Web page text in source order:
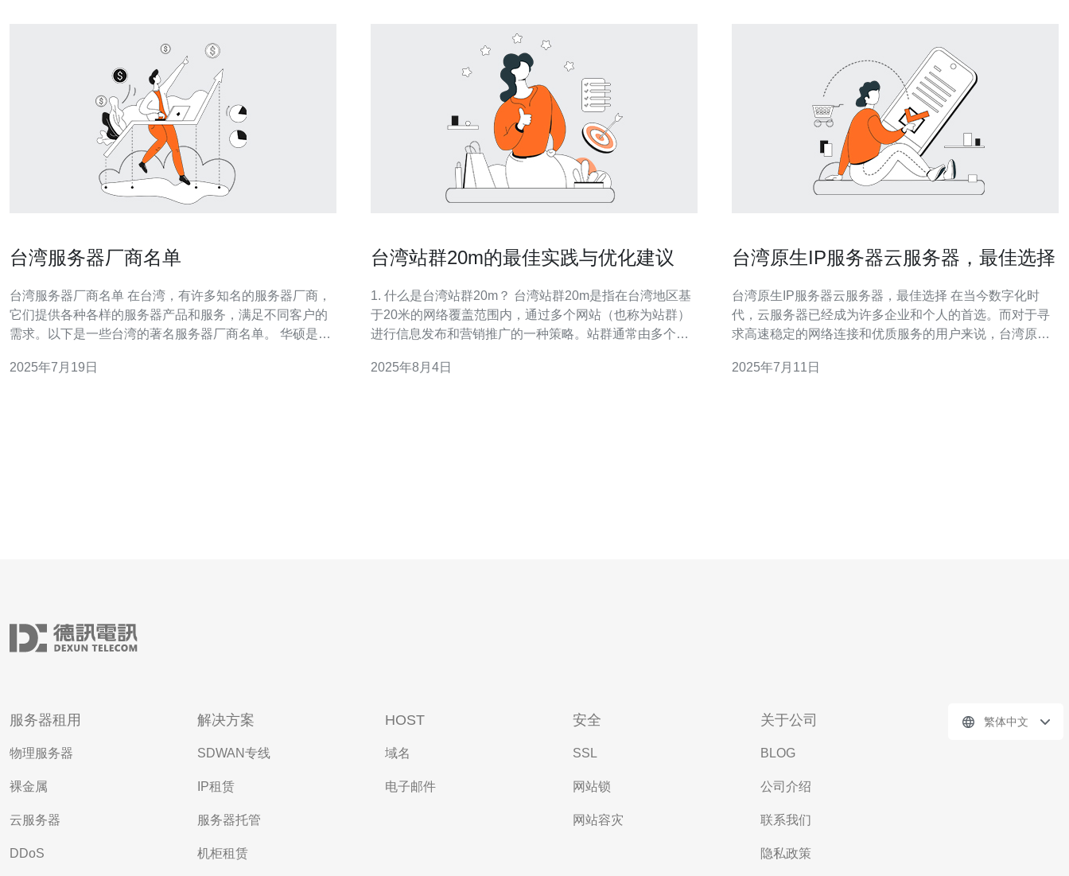
台湾服务器厂商名单
台湾服务器厂商名单 在台湾，有许多知名的服务器厂商，
它们提供各种各样的服务器产品和服务，满足不同客户的
需求。以下是一些台湾的著名服务器厂商名单。 华硕是一
商。华硕的服务器产品性能稳定，质量可靠，广受好评。
2025年7月19日
台湾站群20m的最佳实践与优化建议
1. 什么是台湾站群20m？ 台湾站群20m是指在台湾地区基
于20米的网络覆盖范围内，通过多个网站（也称为站群）
进行信息发布和营销推广的一种策略。站群通常由多个具
提升整体的搜索引擎排名和流量。 2. 台湾站群的优势是什
2025年8月4日
台湾原生IP服务器云服务器，最佳选择
台湾原生IP服务器云服务器，最佳选择 在当今数字化时
代，云服务器已经成为许多企业和个人的首选。而对于寻
求高速稳定的网络连接和优质服务的用户来说，台湾原生
地区，其网络基础设施非常完善。选择台湾原生IP服务
2025年7月11日
服务器租用
物理服务器
裸金属
云服务器
DDoS
解决方案
SDWAN专线
IP租赁
服务器托管
机柜租赁
HOST
域名
电子邮件
安全
SSL
网站锁
网站容灾
关于公司
BLOG
公司介绍
联系我们
隐私政策
繁体中文